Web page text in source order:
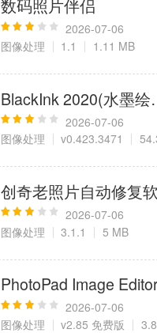
数码照片伴侣
2026-07-06
图像处理
1.1 1.11 MB
BlackInk 2020(水墨绘
2026-07-06
图像处理
v0.423.3471
创奇老照片自动修复
2026-07-06
图像处理
3.1.1 5 MB
PhotoPad Image
2026-07-06
图像处理
v2.85 免费版